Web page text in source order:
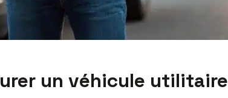
un véhicule utilitaire